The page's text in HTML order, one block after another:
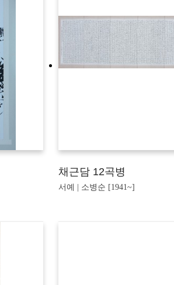
채근담 12곡병
서예 | 소병순 [1941~]